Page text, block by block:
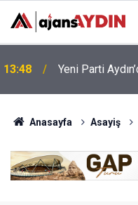
12:49
karşılayacak
Anasayfa Asayiş